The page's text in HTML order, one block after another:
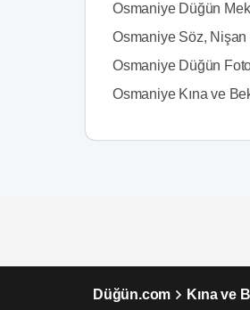
Osmaniye Düğün
Osmaniye Söz, Nişan
Osmaniye Düğün
Osmaniye Kına ve
Düğün.com Kına ve